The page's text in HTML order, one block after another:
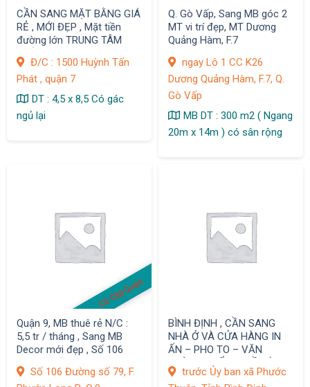
CẦN SANG MẶT BẰNG GIÁ
RẺ , MỚI ĐẸP , Mặt tiền
đường lớn TRUNG TÂM
Đ/C : 1500 Huỳnh Tấn
Phát , quận 7
DT : 4,5 x 8,5 Có gác
ngủ lại
Q. Gò Vấp, Sang MB góc 2
MT vi trí đẹp, MT Dương
Quảng Hàm, F.7
ngay Lô 1 CC K26
Dương Quảng Hàm, F.7, Q.
Gò Vấp
MB DT : 300 m2 ( Ngang
20m x 14m ) có sân rộng
Có Clip Quán
Quận 9, MB thuê rẻ N/C :
5,5 tr / tháng , Sang MB
Decor mới đẹp , Số 106
Long B,
Số 106 Đường số 79, F.
BÌNH ĐỊNH , CẦN SANG
NHÀ Ở VÀ CỬA HÀNG IN
ẤN – PHO TO – VĂN
PHÒNG PHẨM – ĐỒ DÙNG
HỌC SINH TRƯỚC ỦY BAN
trước Ủy ban xã Phước